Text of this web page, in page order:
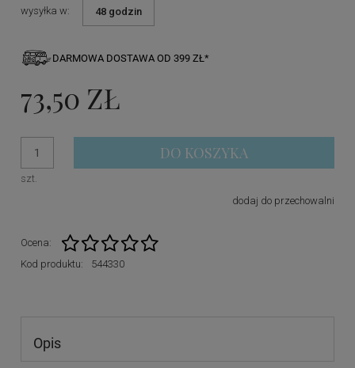
wysyłka w: 48 godzin
DARMOWA DOSTAWA OD 399 ZŁ*
73,50 ZŁ
szt.
DO KOSZYKA
dodaj do przechowalni
Ocena:
Kod produktu:
544330
Opis